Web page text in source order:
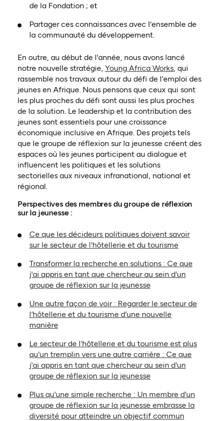
de la Fondation ; et
Partager ces connaissances avec l'ensemble de
la communauté du développement.
En outre, au début de l'année, nous avons lancé
notre nouvelle stratégie, Young Africa Works(ouvre dans
, qui
rassemble nos travaux autour du défi de l'emploi des
jeunes en Afrique. Nous pensons que ceux qui sont
les plus proches du défi sont aussi les plus proches
de la solution. Le leadership et la contribution des
jeunes sont essentiels pour une croissance
économique inclusive en Afrique. Des projets tels
que le groupe de réflexion sur la jeunesse créent des
espaces où les jeunes participent au dialogue et
influencent les politiques et les solutions
sectorielles aux niveaux infranational, national et
régional.
Perspectives des membres du groupe de réflexion
sur la jeunesse :
Ce que les décideurs politiques doivent savoir
sur le secteur de l'hôtellerie et du tourisme
Transformer la recherche en solutions : Ce que
j'ai appris en tant que chercheur au sein d'un
groupe de réflexion sur la jeunesse
Une autre façon de voir : Regarder le secteur de
l'hôtellerie et du tourisme d'une nouvelle
manière
Le secteur de l'hôtellerie et du tourisme est plus
qu'un tremplin vers une autre carrière : Ce que
j'ai appris en tant que chercheur au sein d'un
groupe de réflexion sur la jeunesse
Plus qu'une simple recherche : Un membre d'un
groupe de réflexion sur la jeunesse embrasse la
diversité pour atteindre un objectif commun